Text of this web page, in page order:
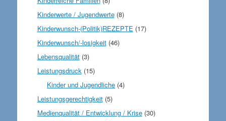
Kinderwerte / Jugendwerte(8)
Kinderwunsch-(Politik)REZEPTE (17)
Kinderwunsch/-losigkeit(46)
Lebensqualität(3)
Leistungsdruck (15)
Kinder und Jugendliche (4)
Leistungsgerechtigkeit(5)
Medienqualität / Entwicklung / Krise(30)